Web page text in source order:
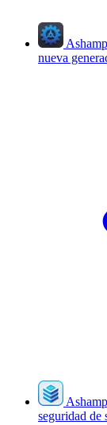
nueva
seguridad de